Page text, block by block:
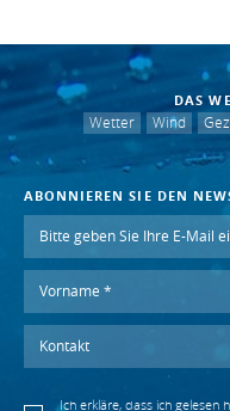
DAS
Wetter
Wind
ABONNIEREN SIE DEN
Ich erkläre, dass ich gelesen